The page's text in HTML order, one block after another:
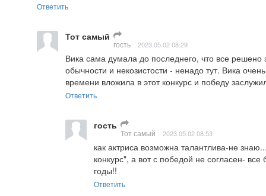
Ответить
Тот самый
гость 2023.05.02 08:29
Вика сама думала до последнего, что все решено
обычности и некозистости - ненадо тут. Вика
времени вложила в этот конкурс и победу
Ответить
гость
Тот самый 2023.05.02 08:53
как актриса возможна талантлива-не
конкурс", а вот с победой не согласен-
годы!!
Ответить